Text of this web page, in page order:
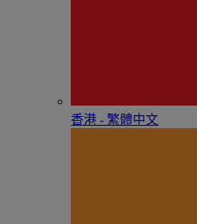
香港 - 繁體中文